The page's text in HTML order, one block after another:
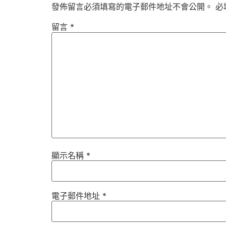
發佈留言必須填寫的電子郵件地址不會公開。 必
留言 *
顯示名稱 *
電子郵件地址 *